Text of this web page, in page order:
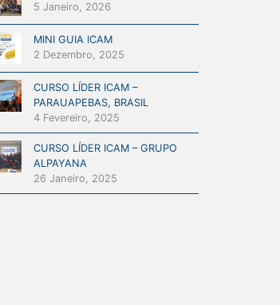
5 Janeiro, 2026
MINI GUIA ICAM
2 Dezembro, 2025
CURSO LÍDER ICAM –
PARAUAPEBAS, BRASIL
4 Fevereiro, 2025
CURSO LÍDER ICAM – GRUPO
ALPAYANA
26 Janeiro, 2025